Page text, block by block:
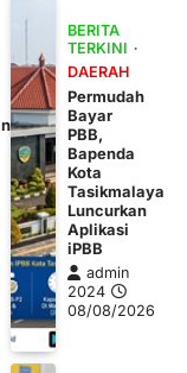
BERITA
TERKINI
DAERAH
Permudah
Bayar
PBB,
Bapenda
Kota
Tasikmalaya
Luncurkan
Aplikasi
iPBB
admin
2024
08/08/2026